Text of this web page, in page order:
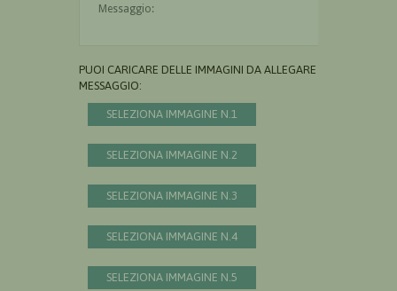
PUOI CARICARE DELLE IMMAGINI DA ALLEGARE AL
MESSAGGIO:
SELEZIONA IMMAGINE N.1
SELEZIONA IMMAGINE N.2
SELEZIONA IMMAGINE N.3
SELEZIONA IMMAGINE N.4
SELEZIONA IMMAGINE N.5